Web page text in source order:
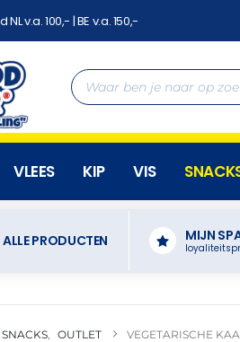
v.a. 100,- | BE v.a. 150,-
VLEES KIP VIS
ALLE PRODUCTEN MIJN
SNACKS OUTLET VEGETARISCHE